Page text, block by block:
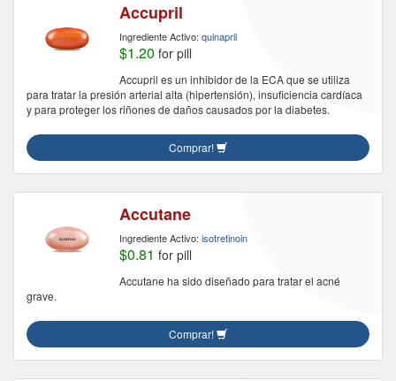
Accupril
Ingrediente Activo: quinapril
$1.20 for pill
Accupril es un inhibidor de la ECA que se utiliza
para tratar la presión arterial alta (hipertensión), insuficiencia cardíaca
y para proteger los riñones de daños causados ​​por la diabetes.
Comprar!
Accutane
Ingrediente Activo: isotretinoin
$0.81 for pill
Accutane ha sido diseñado para tratar el acné
grave.
Comprar!